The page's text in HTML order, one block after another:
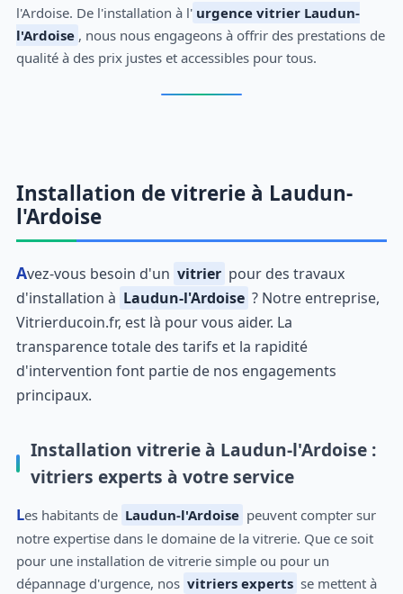
l'Ardoise. De l'installation à l' urgence vitrier Laudun-
l'Ardoise , nous nous engageons à offrir des prestations de
qualité à des prix justes et accessibles pour tous.
Installation de vitrerie à Laudun-
l'Ardoise
Avez-vous besoin d'un vitrier pour des travaux
d'installation à Laudun-l'Ardoise ? Notre entreprise,
Vitrierducoin.fr, est là pour vous aider. La
transparence totale des tarifs et la rapidité
d'intervention font partie de nos engagements
principaux.
Installation vitrerie à Laudun-l'Ardoise :
vitriers experts à votre service
Les habitants de Laudun-l'Ardoise peuvent compter sur
notre expertise dans le domaine de la vitrerie. Que ce soit
pour une installation de vitrerie simple ou pour un
dépannage d'urgence, nos vitriers experts se mettent à